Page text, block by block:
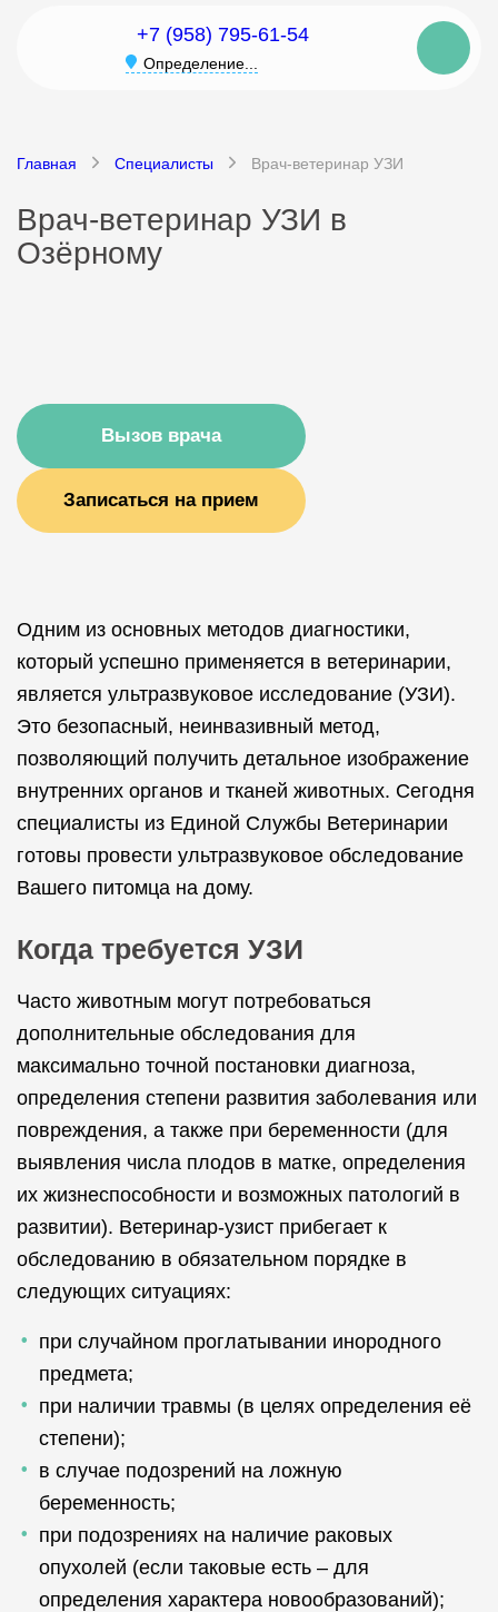
+7 (958) 795-61-54
Определение...
Главная Специалисты Врач-ветеринар УЗИ
Врач-ветеринар УЗИ в
Озёрному
Вызов врача
Записаться на прием
Одним из основных методов диагностики,
который успешно применяется в ветеринарии,
является ультразвуковое исследование (УЗИ).
Это безопасный, неинвазивный метод,
позволяющий получить детальное изображение
внутренних органов и тканей животных. Сегодня
специалисты из Единой Службы Ветеринарии
готовы провести ультразвуковое обследование
Вашего питомца на дому.
Когда требуется УЗИ
Часто животным могут потребоваться
дополнительные обследования для
максимально точной постановки диагноза,
определения степени развития заболевания или
повреждения, а также при беременности (для
выявления числа плодов в матке, определения
их жизнеспособности и возможных патологий в
развитии). Ветеринар-узист прибегает к
обследованию в обязательном порядке в
следующих ситуациях:
при случайном проглатывании инородного
предмета;
при наличии травмы (в целях определения её
степени);
в случае подозрений на ложную
беременность;
при подозрениях на наличие раковых
опухолей (если таковые есть – для
определения характера новообразований);